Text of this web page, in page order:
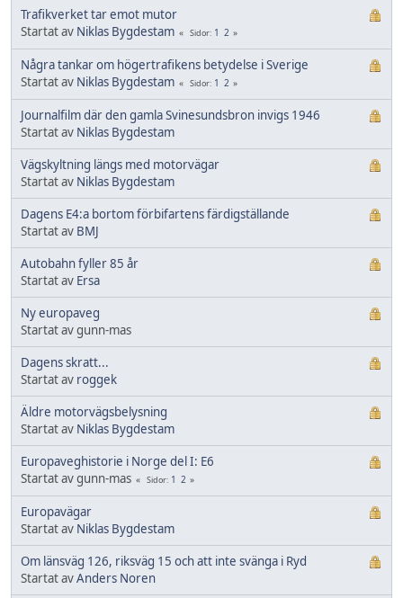
Trafikverket tar emot mutor
Startat av Niklas Bygdestam Sidor 1 2
Några tankar om högertrafikens betydelse i Sverige
Startat av Niklas Bygdestam Sidor 1 2
Journalfilm där den gamla Svinesundsbron invigs 1946
Startat av Niklas Bygdestam
Vägskyltning längs med motorvägar
Startat av Niklas Bygdestam
Dagens E4:a bortom förbifartens färdigställande
Startat av BMJ
Autobahn fyller 85 år
Startat av Ersa
Ny europaveg
Startat av gunn-mas
Dagens skratt...
Startat av roggek
Äldre motorvägsbelysning
Startat av Niklas Bygdestam
Europaveghistorie i Norge del I: E6
Startat av gunn-mas
Sidor 1 2
Europavägar
Startat av Niklas Bygdestam
Om länsväg 126, riksväg 15 och att inte svänga i Ryd
Startat avAnders Noren